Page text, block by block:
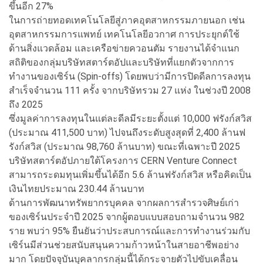
ขึ้นอีก 27%
ในการถ่ายทอดเทคโนโลยีสู่ภาคอุตสาหกรรมภายนอก เช่น
อุตสาหกรรมการแพทย์ เทคโนโลยีอวกาศ การประยุกต์ใช้
ด้านสิ่งแวดล้อม และเครือข่ายควอนตัม รายงานได้จำแนก
สถิติของกลุ่มบริษัทสตาร์ตอัปและบริษัทที่แยกตัวจากการ
ทำงานของเซิร์น (Spin-offs) โดยพบว่ามีการปิดดีลการลงทุน
สำเร็จจำนวน 111 ครั้ง จากบริษัทรวม 27 แห่ง ในช่วงปี 2008
ถึง 2025
ซึ่งมูลค่าการลงทุนในแต่ละดีลมีระยะตั้งแต่ 10,000 ฟรังก์สวิส
(ประมาณ 411,500 บาท) ไปจนถึงระดับสูงสุดที่ 2,400 ล้านฟ
รังก์สวิส (ประมาณ 98,760 ล้านบาท) ขณะที่เฉพาะปี 2025
บริษัทสตาร์ตอัปภายใต้โครงการ CERN Venture Connect
สามารถระดมทุนเพิ่มขึ้นได้อีก 5.6 ล้านฟรังก์สวิส หรือคิดเป็น
เงินไทยประมาณ 230.44 ล้านบาท
ด้านการพัฒนาทรัพยากรบุคคล จากผลการสำรวจศิษย์เก่า
ของเซิร์นประจำปี 2025 จากผู้ตอบแบบสอบถามจำนวน 982
ราย พบว่า 95% ยืนยันว่าประสบการณ์และการทำงานร่วมกับ
เซิร์นมีส่วนช่วยสนับสนุนความก้าวหน้าในสายอาชีพอย่าง
มาก โดยปัจจุบันบุคลากรกลุ่มนี้ได้กระจายตัวไปขับเคลื่อน